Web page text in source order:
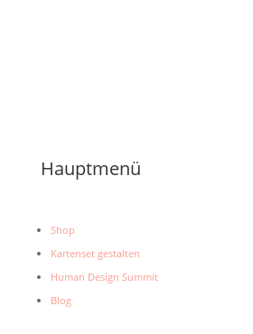
Hauptmenü
Shop
Kartenset gestalten
Human Design Summit
Blog